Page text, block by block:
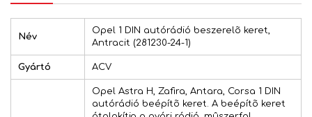
Név
Opel 1 DIN autórádió beszerelõ keret,
Antracit (281230-24-1)
Gyártó ACV
Opel Astra H, Zafira, Antara, Corsa 1 DIN
autórádió beépítõ keret. A beépítõ keret